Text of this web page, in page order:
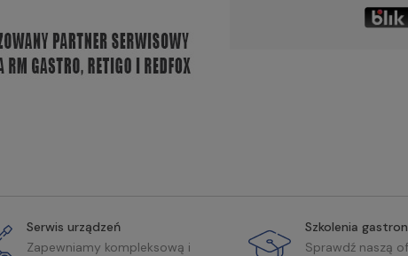
Serwis urządzeń
Zapewniamy kompleksową i
Szkolenia
Sprawdź naszą